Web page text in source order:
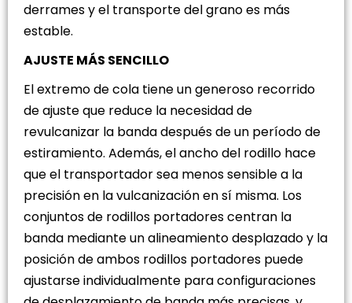
derrames y el transporte del grano es más
estable.
AJUSTE MÁS SENCILLO
El extremo de cola tiene un generoso recorrido
de ajuste que reduce la necesidad de
revulcanizar la banda después de un período de
estiramiento. Además, el ancho del rodillo hace
que el transportador sea menos sensible a la
precisión en la vulcanización en sí misma. Los
conjuntos de rodillos portadores centran la
banda mediante un alineamiento desplazado y la
posición de ambos rodillos portadores puede
ajustarse individualmente para configuraciones